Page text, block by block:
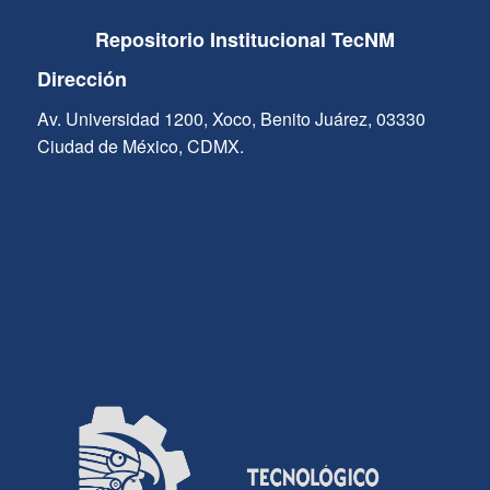
Repositorio Institucional TecNM
Dirección
Av. Universidad 1200, Xoco, Benito Juárez, 03330
Ciudad de México, CDMX.